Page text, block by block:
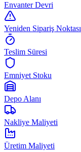
Envanter Devri
Yeniden Sipariş Noktası
Teslim Süresi
Emniyet Stoku
Depo Alanı
Nakliye Maliyeti
Üretim Maliyeti